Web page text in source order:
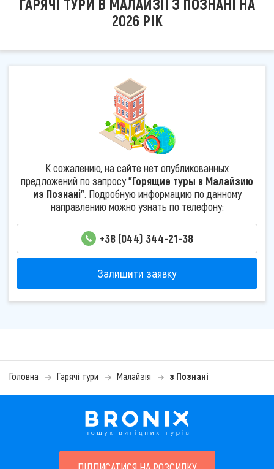
ГАРЯЧІ ТУРИ В МАЛАЙЗІЇ З ПОЗНАНІ НА
2026 РІК
К сожалению, на сайте нет опубликованных
предложений по запросу"Горящие туры в Малайзию
из Познані". Подробную информацию по данному
направлению можно узнать по телефону:
+38 (044) 344-21-38
Залишити заявку
Головна Гарячі тури Малайзія з Познані